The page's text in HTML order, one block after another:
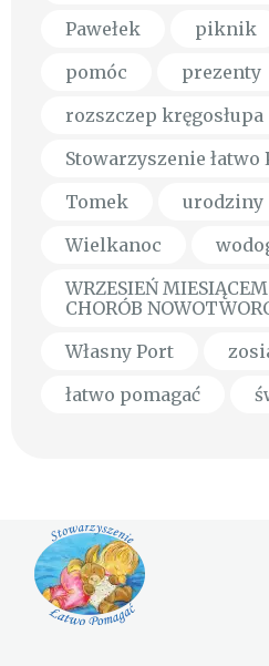
Pawełek
piknik
pomóc
prezenty
rozszczep kręgosłupa
Stowarzyszenie łatwo
Tomek
urodziny
Wielkanoc
WRZESIEŃ
CHORÓB
Własny Port
łatwo pomagać